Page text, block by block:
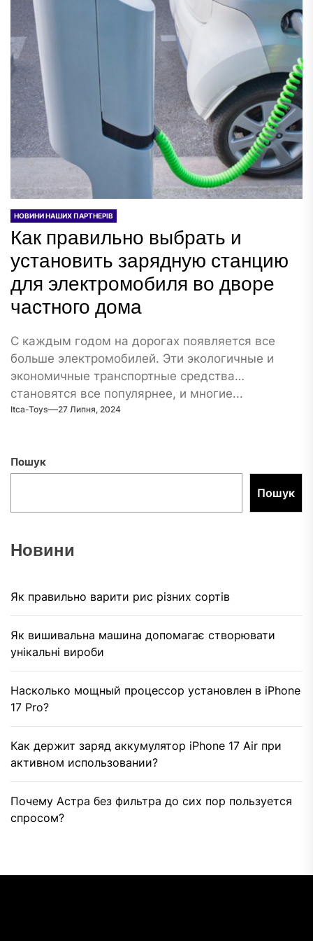
НОВИНИ НАШИХ ПАРТНЕРІВ
Как правильно выбрать и
установить зарядную станцию
для электромобиля во дворе
частного дома
С каждым годом на дорогах появляется все
больше электромобилей. Эти экологичные и
экономичные транспортные средства
становятся все популярнее, и многие...
Itca-Toys 27 Липня, 2024
Пошук
Пошук
Новини
Як правильно варити рис різних сортів
Як вишивальна машина допомагає створювати
унікальні вироби
Насколько мощный процессор установлен в iPhone
17 Pro?
Как держит заряд аккумулятор iPhone 17 Air при
активном использовании?
Почему Астра без фильтра до сих пор пользуется
спросом?